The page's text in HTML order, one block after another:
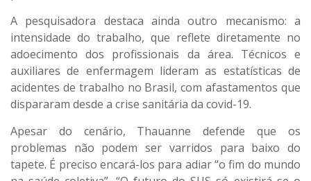
A pesquisadora destaca ainda outro mecanismo: a
intensidade do trabalho, que reflete diretamente no
adoecimento dos profissionais da área. Técnicos e
auxiliares de enfermagem lideram as estatísticas de
acidentes de trabalho no Brasil, com afastamentos que
dispararam desde a crise sanitária da covid-19.
Apesar do cenário, Thauanne defende que os
problemas não podem ser varridos para baixo do
tapete. É preciso encará-los para adiar “o fim do mundo